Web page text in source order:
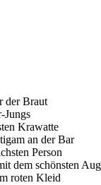
der Braut
Jungs
Krawatte
an der Bar
Person
dem schönsten
roten Kleid